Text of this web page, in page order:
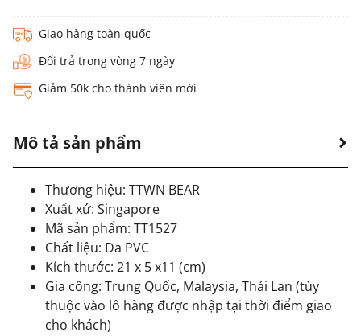
Giao hàng toàn quốc
Đổi trả trong vòng 7 ngày
Giảm 50k cho thành viên mới
Mô tả sản phẩm
Thương hiệu: TTWN BEAR
Xuất xứ: Singapore
Mã sản phẩm: TT1527
Chất liệu: Da PVC
Kích thước: 21 x 5 x11 (cm)
Gia công: Trung Quốc, Malaysia, Thái Lan (tùy
thuộc vào lô hàng được nhập tại thời điểm giao
cho khách)